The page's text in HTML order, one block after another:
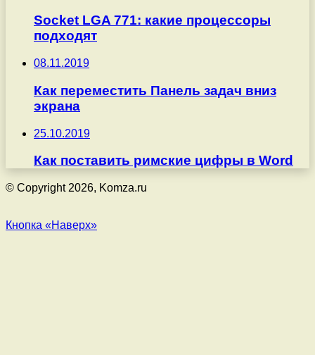
Socket LGA 771: какие процессоры
подходят
08.11.2019
Как переместить Панель задач вниз
экрана
25.10.2019
Как поставить римские цифры в Word
© Copyright 2026, Komza.ru
Кнопка «Наверх»